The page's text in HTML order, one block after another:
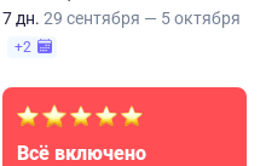
7 дн. 29 сентября — 5 октября
+2
Всё включено